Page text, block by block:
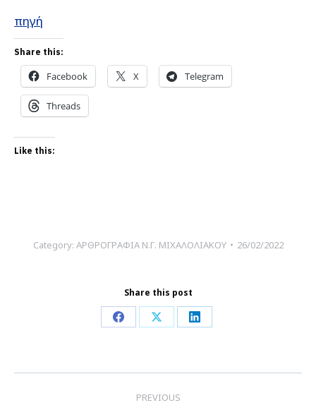
πηγή
Share this:
Facebook X Telegram
Threads
Like this:
Category: ΑΡΘΡΟΓΡΑΦΙΑ Ν.Γ. ΜΙΧΑΛΟΛΙΑΚΟΥ 26/02/2022
Share this post
Share
Facebook
Share
X
Share
LinkedIn
PREVIOUS